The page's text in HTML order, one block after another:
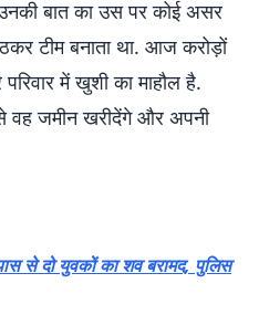
बात का उस पर कोई असर
टीम बनाता था. आज करोड़ों
में खुशी का माहौल है.
वह जमीन खरीदेंगे और अपनी
से दो युवकों का शव बरामद, पुलिस